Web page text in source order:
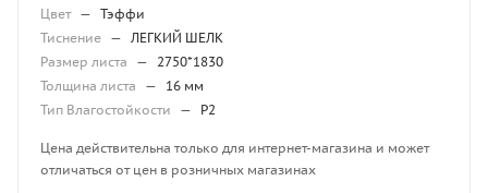
Цвет — Тэффи
Тиснение — ЛЕГКИЙ ШЕЛК
Размер листа
— 2750*1830
Толщина листа
—
16 мм
Тип Влагостойкости
— P2
Цена действительна только для интернет-магазина и может
отличаться от цен в розничных магазинах